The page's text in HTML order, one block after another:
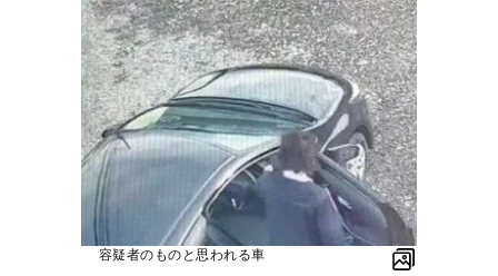
容疑者のものと思われる車